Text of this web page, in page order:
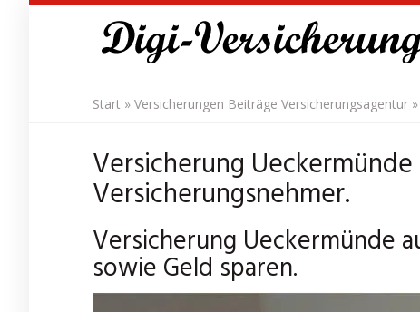
Start » Versicherungen Beiträge Versicherungsagentur »
Versicherung
Versicherungsnehmer.
Versicherung Ueckermünde
sowie Geld sparen.